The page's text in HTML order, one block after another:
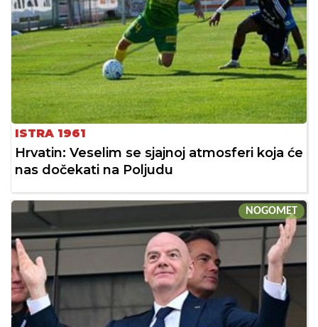
ISTRA 1961
Hrvatin: Veselim se sjajnoj atmosferi koja će
nas dočekati na Poljudu
NOGOMET